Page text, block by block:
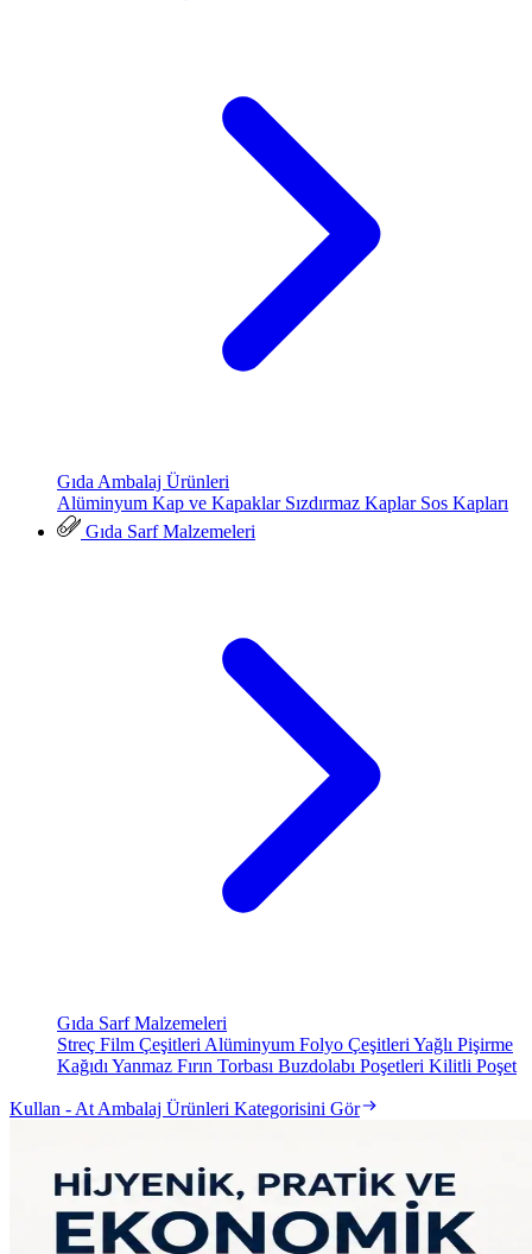
Gıda Ambalaj Ürünleri
Alüminyum Kap ve Kapaklar Sızdırmaz Kaplar Sos Kapları
Gıda Sarf Malzemeleri
Gıda Sarf Malzemeleri
Streç Film Çeşitleri Alüminyum Folyo Çeşitleri Yağlı Pişirme
Kağıdı Yanmaz Fırın Torbası Buzdolabı Poşetleri Kilitli Poşet
Kullan - At Ambalaj Ürünleri Kategorisini Gör